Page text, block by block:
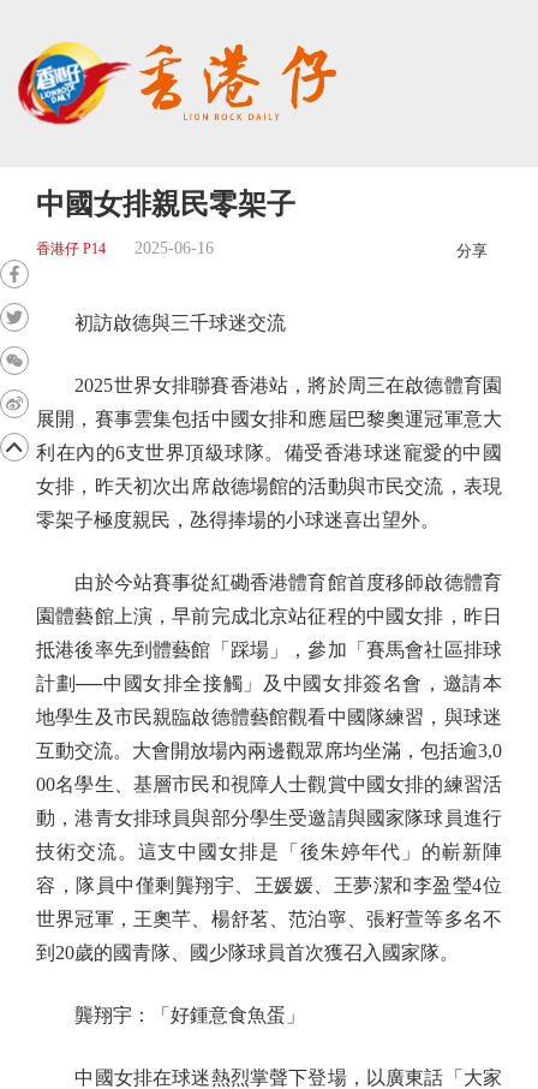
中國女排親民零架子
香港仔 P14 2025-06-16 分享
初訪啟德與三千球迷交流
2025世界女排聯賽香港站，將於周三在啟德體育園
展開，賽事雲集包括中國女排和應屆巴黎奧運冠軍意大
利在內的6支世界頂級球隊。備受香港球迷寵愛的中國
女排，昨天初次出席啟德場館的活動與市民交流，表現
零架子極度親民，氹得捧場的小球迷喜出望外。
由於今站賽事從紅磡香港體育館首度移師啟德體育
園體藝館上演，早前完成北京站征程的中國女排，昨日
抵港後率先到體藝館「踩場」，參加「賽馬會社區排球
計劃──中國女排全接觸」及中國女排簽名會，邀請本
地學生及市民親臨啟德體藝館觀看中國隊練習，與球迷
互動交流。大會開放場內兩邊觀眾席均坐滿，包括逾3,0
00名學生、基層市民和視障人士觀賞中國女排的練習活
動，港青女排球員與部分學生受邀請與國家隊球員進行
技術交流。這支中國女排是「後朱婷年代」的嶄新陣
容，隊員中僅剩龔翔宇、王媛媛、王夢潔和李盈瑩4位
世界冠軍，王奧芊、楊舒茗、范泊寧、張籽萱等多名不
到20歲的國青隊、國少隊球員首次獲召入國家隊。
龔翔宇：「好鍾意食魚蛋」
中國女排在球迷熱烈掌聲下登場，以廣東話「大家